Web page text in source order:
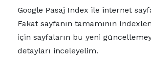
Google Pasaj Index ile internet
Fakat sayfanın tamamının
için sayfaların bu yeni
detayları inceleyelim.